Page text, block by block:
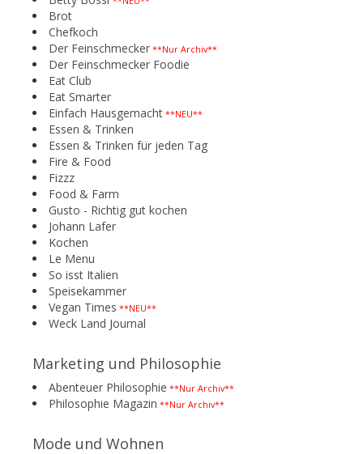
Brot
Chefkoch
Der Feinschmecker **Nur Archiv**
Der Feinschmecker Foodie
Eat Club
Eat Smarter
Einfach Hausgemacht **NEU**
Essen & Trinken
Essen & Trinken für jeden Tag
Fire & Food
Fizzz
Food & Farm
Gusto - Richtig gut kochen
Johann Lafer
Kochen
Le Menu
So isst Italien
Speisekammer
Vegan Times **NEU**
Weck Land Journal
Marketing und Philosophie
Abenteuer Philosophie **Nur Archiv**
Philosophie Magazin **Nur Archiv**
Mode und Wohnen